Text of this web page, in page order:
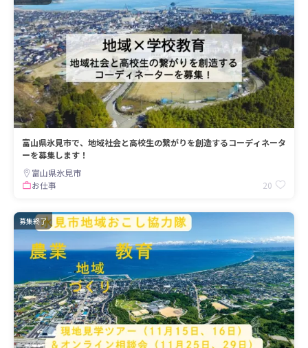
富山県氷見市で、地域社会と高校生の繋がりを創造するコーディネータ
ーを募集します！
富山県氷見市
お仕事
20
募集終了